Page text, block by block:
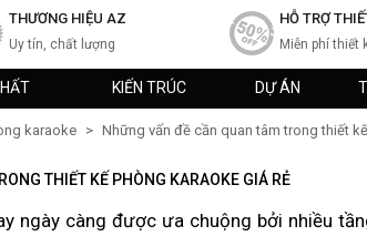
THƯƠNG HIỆU AZ
Uy tín, chất lượng
HỖ TRỢ
Miễn phí thiết
KIẾN TRÚC DỰ ÁN
karaoke > Những vấn đề cần quan tâm trong thiết
THIẾT KẾ PHÒNG KARAOKE GIÁ RẺ
ngày càng được ưa chuộng bởi nhiều